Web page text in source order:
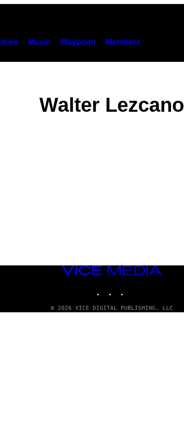
Music Waypoint Members
Walter Lezcano
VICE
© 2026 VICE DIGITAL PUBLISHING, LLC